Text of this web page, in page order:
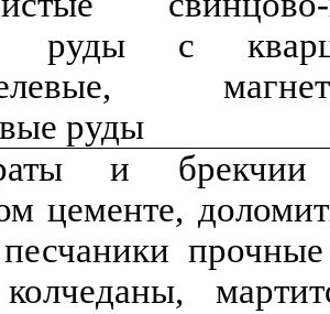
руды с
левые,
вые руды
тыи брекчии
цементе,